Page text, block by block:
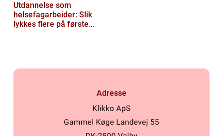
Utdannelse som
helsefagarbeider: Slik
lykkes flere på første
Adresse